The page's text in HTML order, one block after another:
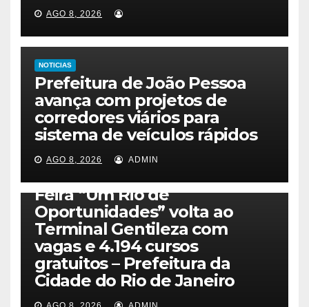
AGO 8, 2026
NOTICIAS
Prefeitura de João Pessoa
avança com projetos de
corredores viários para
sistema de veículos rápidos
AGO 8, 2026 ADMIN
Feira “Um Rio de
Oportunidades” volta ao
Terminal Gentileza com
vagas e 4.194 cursos
gratuitos – Prefeitura da
Cidade do Rio de Janeiro